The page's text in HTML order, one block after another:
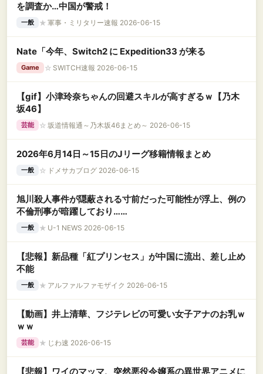
を調査か…中国が警戒！
一般 ★ 軍事・ミリタリー速報 2026-06-15
Nate「今年、Switch2 に Expedition33 が来る
Game ☆ SWITCH速報 2026-06-15
【gif】小津玲奈ちゃんの回避スキルが高すぎるｗ【乃木
坂46】
芸能 ☆ 坂道情報通～乃木坂46まとめ～ 2026-06-15
2026年6月14日～15日のJリーグ移籍情報まとめ
一般 ☆ ドメサカブログ 2026-06-15
旭川殺人事件が隠蔽される寸前だった可能性が浮上、例の
不倫刑事が暗躍しており……
一般 ★ U-1 NEWS 2026-06-15
【悲報】新品種「紅プリンセス」が中国に流出、差し止め
不能
一般 ★ アルファルファモザイク 2026-06-15
【動画】井上清華、フジテレビの可愛い女子アナのお乳ｗ
ｗｗ
芸能 ★ じわ速 2026-06-15
【悲報】ワイのマッマ、突然悪役令嬢系の異世界アニメに